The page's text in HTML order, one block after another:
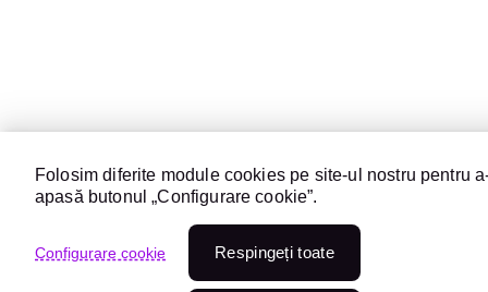
Folosim diferite module cookies pe site-ul nostru pentru
apasă butonul „Configurare cookie”.
Configurare cookie Respingeți toate